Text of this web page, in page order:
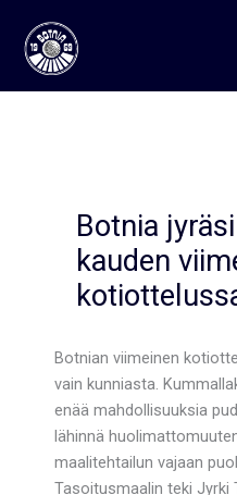
sisältöön
Botnia
kauden
Botnian viimeinen
vain kunniasta.
enää mahdollisuuksia
lähinnä
maalitehtailun vajaan
Tasoitusmaalin teki Jyrki